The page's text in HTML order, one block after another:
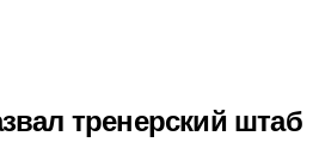
тренерский штаб